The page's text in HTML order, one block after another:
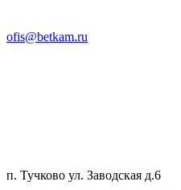
ofis@betkam.ru
п. Тучково ул. Заводская д.6